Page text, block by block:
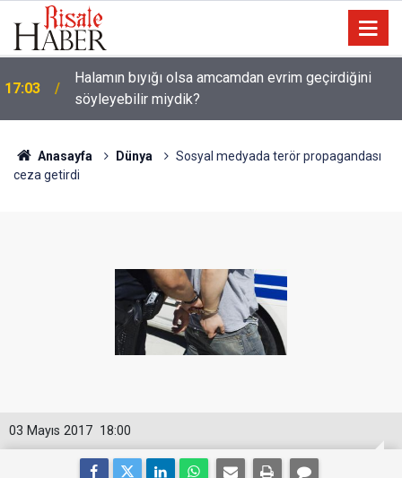
17:03
Halamın bıyığı olsa amcamdan evrim geçirdiğini
söyleyebilir miydik?
16:05
Güneş Tutulması 12 Ağustos'ta: Türkiye'den
görülecek mi?
Anasayfa Dünya
Sosyal medyada terör propagandası
ceza getirdi
18:00
03 Mayıs 2017